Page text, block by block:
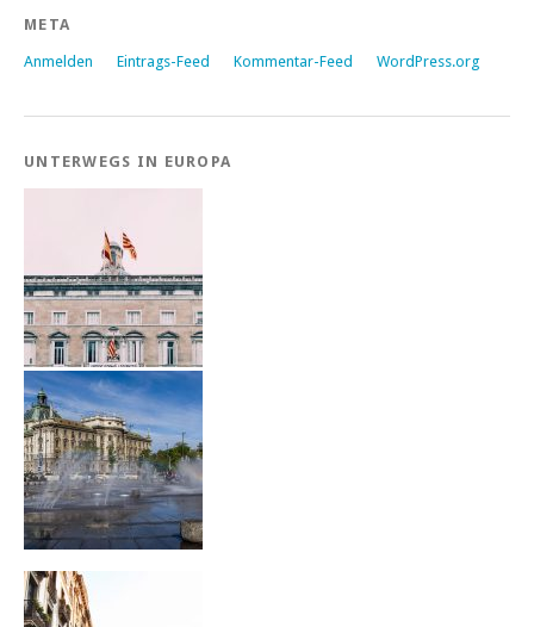
META
Anmelden Eintrags-Feed Kommentar-Feed WordPress.org
UNTERWEGS IN EUROPA